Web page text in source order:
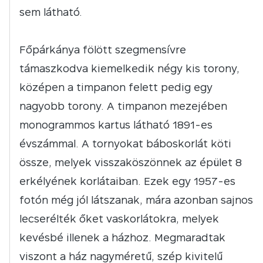
sem látható.
Főpárkánya fölött szegmensívre
támaszkodva kiemelkedik négy kis torony,
középen a timpanon felett pedig egy
nagyobb torony. A timpanon mezejében
monogrammos kartus látható 1891-es
évszámmal. A tornyokat báboskorlát köti
össze, melyek visszaköszönnek az épület 8
erkélyének korlátaiban. Ezek egy 1957-es
fotón még jól látszanak, mára azonban sajnos
lecserélték őket vaskorlátokra, melyek
kevésbé illenek a házhoz. Megmaradtak
viszont a ház nagyméretű, szép kivitelű